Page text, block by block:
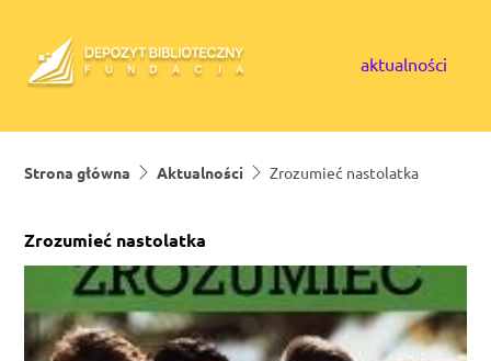
aktualności
Strona główna Aktualności Zrozumieć nastolatka
Zrozumieć nastolatka